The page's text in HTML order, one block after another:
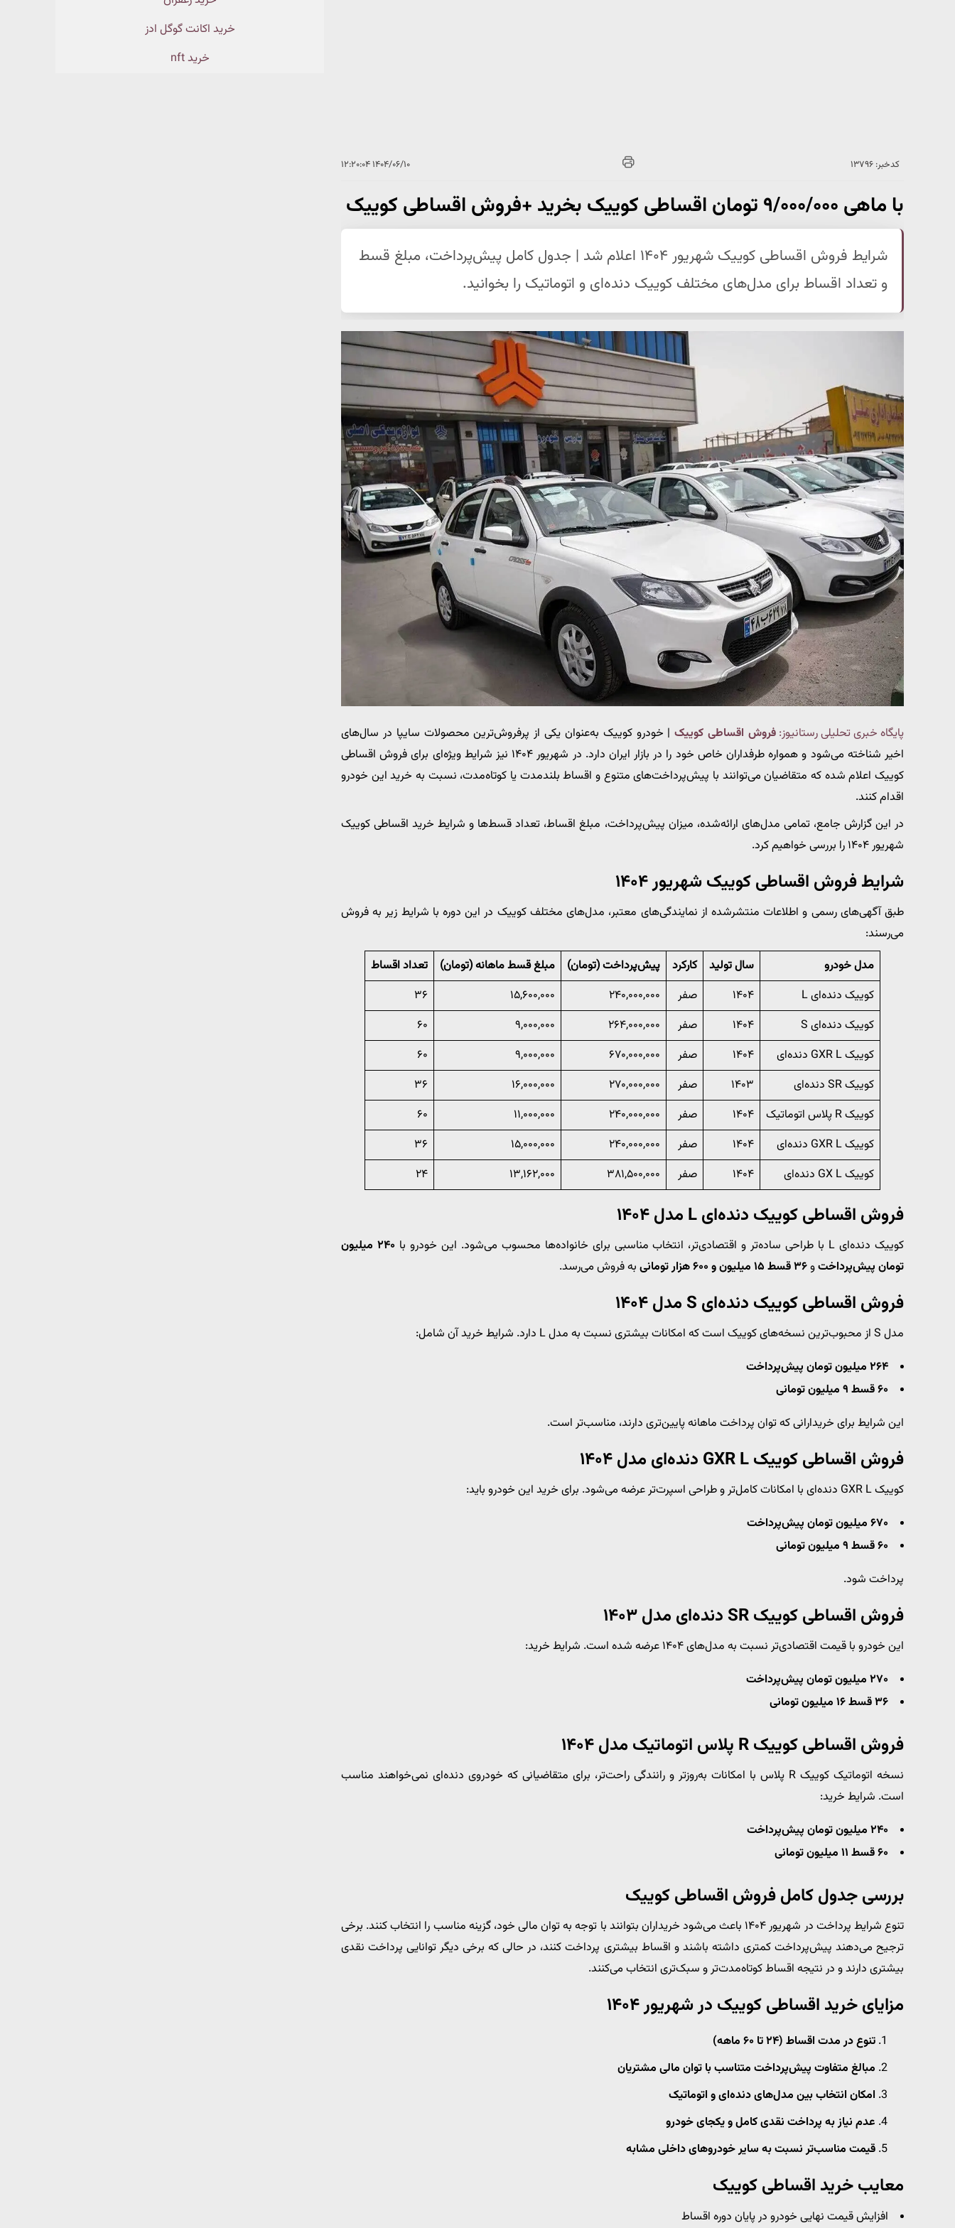
کدخبر: ۱۳۷۹۶ ۱۴۰۴/۰۶/۱۰ ۱۲:۲۰:۰۴
با ماهی ۹/۰۰۰/۰۰۰ تومان اقساطی کوییک بخرید +فروش اقساطی کوییک
شرایط فروش اقساطی کوییک شهریور ۱۴۰۴ اعلام شد | جدول کامل پیش‌پرداخت، مبلغ قسط
و تعداد اقساط برای مدل‌های مختلف کوییک دنده‌ای و اتوماتیک را بخوانید.
پایگاه خبری تحلیلی رستانیوز: فروش اقساطی کوییک| خودرو کوییک به‌عنوان یکی از پرفروش‌ترین محصولات سایپا در سال‌های
اخیر شناخته می‌شود و همواره طرفداران خاص خود را در بازار ایران دارد. در شهریور ۱۴۰۴ نیز شرایط ویژه‌ای برای فروش اقساطی
کوییک اعلام شده که متقاضیان می‌توانند با پیش‌پرداخت‌های متنوع و اقساط بلندمدت یا کوتاه‌مدت، نسبت به خرید این خودرو
اقدام کنند.
در این گزارش جامع، تمامی مدل‌های ارائه‌شده، میزان پیش‌پرداخت، مبلغ اقساط، تعداد قسط‌ها و شرایط خرید اقساطی کوییک
شهریور ۱۴۰۴ را بررسی خواهیم کرد.
شرایط فروش اقساطی کوییک شهریور ۱۴۰۴
طبق آگهی‌های رسمی و اطلاعات منتشرشده از نمایندگی‌های معتبر، مدل‌های مختلف کوییک در این دوره با شرایط زیر به فروش
می‌رسند:
مدل خودرو
سال تولید کارکرد پیش‌پرداخت (تومان) مبلغ قسط ماهانه (تومان)
تعداد اقساط
کوییک دنده‌ای L
۱۴۰۴ صفر ۲۴۰,۰۰۰,۰۰۰ ۱۵,۶۰۰,۰۰۰
۳۶
کوییک دنده‌ای S
۱۴۰۴ صفر ۲۶۴,۰۰۰,۰۰۰ ۹,۰۰۰,۰۰۰
۶۰
کوییک GXR L دنده‌ای
۱۴۰۴ صفر ۶۷۰,۰۰۰,۰۰۰ ۹,۰۰۰,۰۰۰
۶۰
کوییک SR دنده‌ای
۱۴۰۳ صفر ۲۷۰,۰۰۰,۰۰۰ ۱۶,۰۰۰,۰۰۰
۳۶
کوییک R پلاس اتوماتیک
۱۴۰۴ صفر ۲۴۰,۰۰۰,۰۰۰ ۱۱,۰۰۰,۰۰۰
۶۰
کوییک GXR L دنده‌ای
۱۴۰۴ صفر ۲۴۰,۰۰۰,۰۰۰ ۱۵,۰۰۰,۰۰۰
۳۶
کوییک GX L دنده‌ای
۱۴۰۴ صفر ۳۸۱,۵۰۰,۰۰۰ ۱۳,۱۶۲,۰۰۰ ۲۴
فروش اقساطی کوییک دنده‌ای L مدل ۱۴۰۴
کوییک دنده‌ای L با طراحی ساده‌تر و اقتصادی‌تر، انتخاب مناسبی برای خانواده‌ها محسوب می‌شود. این خودرو با
۲۴۰ میلیون
تومان پیش‌پرداختو۳۶ قسط ۱۵ میلیون و ۶۰۰ هزار تومانی به فروش می‌رسد.
فروش اقساطی کوییک دنده‌ای S مدل ۱۴۰۴
مدل S از محبوب‌ترین نسخه‌های کوییک است که امکانات بیشتری نسبت به مدل L دارد. شرایط خرید آن شامل:
۲۶۴ میلیون تومان پیش‌پرداخت
۶۰ قسط ۹ میلیون تومانی
این شرایط برای خریدارانی که توان پرداخت ماهانه پایین‌تری دارند، مناسب‌تر است.
فروش اقساطی کوییک GXR L دنده‌ای مدل ۱۴۰۴
کوییک GXR L دنده‌ای با امکانات کامل‌تر و طراحی اسپرت‌تر عرضه می‌شود. برای خرید این خودرو باید:
۶۷۰ میلیون تومان پیش‌پرداخت
۶۰ قسط ۹ میلیون تومانی
پرداخت شود.
فروش اقساطی کوییک SR دنده‌ای مدل ۱۴۰۳
این خودرو با قیمت اقتصادی‌تر نسبت به مدل‌های ۱۴۰۴ عرضه شده است. شرایط خرید:
۲۷۰ میلیون تومان پیش‌پرداخت
۳۶ قسط ۱۶ میلیون تومانی
فروش اقساطی کوییک R پلاس اتوماتیک مدل ۱۴۰۴
نسخه اتوماتیک کوییک R پلاس با امکانات به‌روزتر و رانندگی راحت‌تر، برای متقاضیانی که خودروی دنده‌ای نمی‌خواهند مناسب
است. شرایط خرید:
۲۴۰ میلیون تومان پیش‌پرداخت
۶۰ قسط ۱۱ میلیون تومانی
بررسی جدول کامل فروش اقساطی کوییک
تنوع شرایط پرداخت در شهریور ۱۴۰۴ باعث می‌شود خریداران بتوانند با توجه به توان مالی خود، گزینه مناسب را انتخاب کنند. برخی
ترجیح می‌دهند پیش‌پرداخت کمتری داشته باشند و اقساط بیشتری پرداخت کنند، در حالی که برخی دیگر توانایی پرداخت نقدی
بیشتری دارند و در نتیجه اقساط کوتاه‌مدت‌تر و سبک‌تری انتخاب می‌کنند.
مزایای خرید اقساطی کوییک در شهریور ۱۴۰۴
تنوع در مدت اقساط (۲۴ تا ۶۰ ماهه)
مبالغ متفاوت پیش‌پرداخت متناسب با توان مالی مشتریان
امکان انتخاب بین مدل‌های دنده‌ای و اتوماتیک
عدم نیاز به پرداخت نقدی کامل و یکجای خودرو
قیمت مناسب‌تر نسبت به سایر خودروهای داخلی مشابه
معایب خرید اقساطی کوییک
افزایش قیمت نهایی خودرو در پایان دوره اقساط
خرید اکانت گوگل ادز
خرید nft